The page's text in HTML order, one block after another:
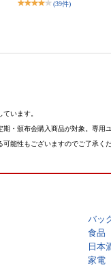
(39件)
います。
頒布会購入商品が対象。専用
能性もございますのでご了承くだ
バッ
食品
日本
家電